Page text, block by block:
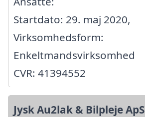
Startdato: 29. maj 2020,
Virksomhedsform:
Enkeltmandsvirksomhed
CVR: 41394552
Jysk Au2lak & Bilpleje ApS